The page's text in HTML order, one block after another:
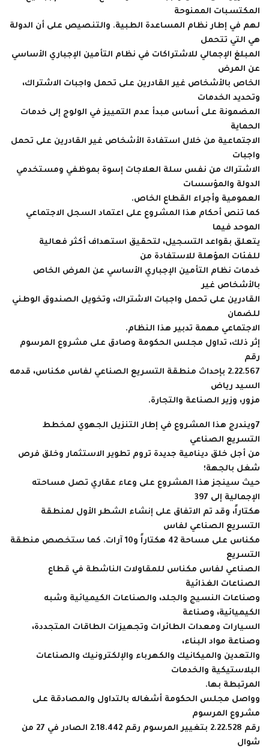
المكتسبات الممنوحة
لهم في إطار نظام المساعدة الطبية. والتنصيص على أن الدولة
هي التي تتحمل
المبلغ الإجمالي للاشتراكات في نظام التأمين الإجباري الأساسي
عن المرض
الخاص بالأشخاص غير القادرين على تحمل واجبات الاشتراك،
وتحديد الخدمات
المضمونة على أساس مبدأ عدم التمييز في الولوج إلى خدمات
الحماية
الاجتماعية من خلال استفادة الأشخاص غير القادرين على تحمل
واجبات
الاشتراك من نفس سلة العلاجات إسوة بموظفي ومستخدمي
الدولة والمؤسسات
العمومية وأجراء القطاع الخاص.
كما تنص أحكام هذا المشروع على اعتماد السجل الاجتماعي
الموحد فيما
يتعلق بقواعد التسجيل، لتحقيق استهداف أكثر فعالية
للفئات المؤهلة للاستفادة من
خدمات نظام التأمين الإجباري الأساسي عن المرض الخاص
بالأشخاص غير
القادرين على تحمل واجبات الاشتراك، وتخويل الصندوق الوطني
للضمان
الاجتماعي مهمة تدبير هذا النظام.
إثر ذلك، تداول مجلس الحكومة وصادق على مشروع المرسوم
رقم
2.22.567 بإحداث منطقة التسريع الصناعي لفاس مكناس، قدمه
السيد رياض
مزور، وزير الصناعة والتجارة.
7ويندرج هذا المشروع في إطار التنزيل الجهوي لمخطط
التسريع الصناعي
من أجل خلق دينامية جديدة تروم تطوير الاستثمار وخلق فرص
شغل بالجهة؛
حيث سينجز هذا المشروع على وعاء عقاري تصل مساحته
الإجمالية إلى 397
هكتاراً، وقد تم الاتفاق على إنشاء الشطر الأول لمنطقة
التسريع الصناعي لفاس
مكناس على مساحة 42 هكتاراً و10 آرات. كما ستخصص منطقة
التسريع
الصناعي لفاس مكناس للمقاولات الناشطة في قطاع
الصناعات الغذائية
وصناعات النسيج والجلد، والصناعات الكيميائية وشبه
الكيميائية، وصناعة
السيارات ومعدات الطائرات وتجهيزات الطاقات المتجددة،
وصناعة مواد البناء،
والتعدين والميكانيك والكهرباء والإلكترونيك والصناعات
البلاستيكية والخدمات
المرتبطة بها.
وواصل مجلس الحكومة أشغاله بالتداول والمصادقة على
مشروع المرسوم
رقم 2.22.528 بتغيير المرسوم رقم 2.18.442 الصادر في 27 من
شوال